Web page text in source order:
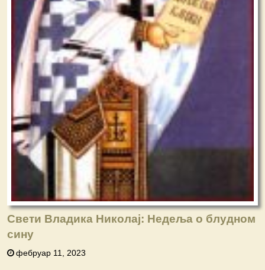
Свети Владика Николај: Недеља o блудном
сину
фебруар 11, 2023